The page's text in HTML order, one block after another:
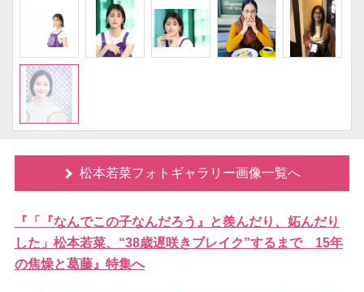
松本若菜フォトギャラリー画像一覧へ
『「『なんでこの子なんだろう』と羨んだり、妬んだり
した」松本若菜、“38歳遅咲きブレイク”するまで 15年
の焦燥と葛藤』特集へ